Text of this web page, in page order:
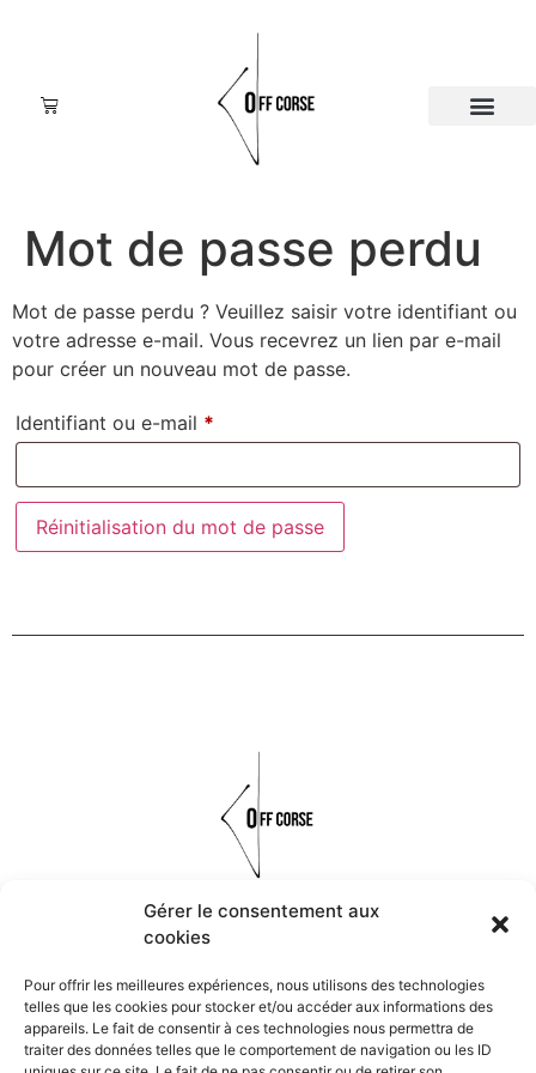
Gérer le consentement aux
cookies
Pour offrir les meilleures expériences, nous utilisons des technologies
telles que les cookies pour stocker et/ou accéder aux informations des
appareils. Le fait de consentir à ces technologies nous permettra de
traiter des données telles que le comportement de navigation ou les ID
Mot de passe perdu
Mot de passe perdu ? Veuillez saisir votre identifiant ou
votre adresse e-mail. Vous recevrez un lien par e-mail
pour créer un nouveau mot de passe.
Identifiant ou e-mail *
Réinitialisation du mot de passe
Réalisés à la main à partir de matières organiques, naturelles et
traditions de la Corse.